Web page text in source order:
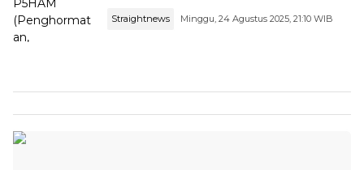
Straightnews Minggu, 24 Agustus 2025, 21:10 WIB